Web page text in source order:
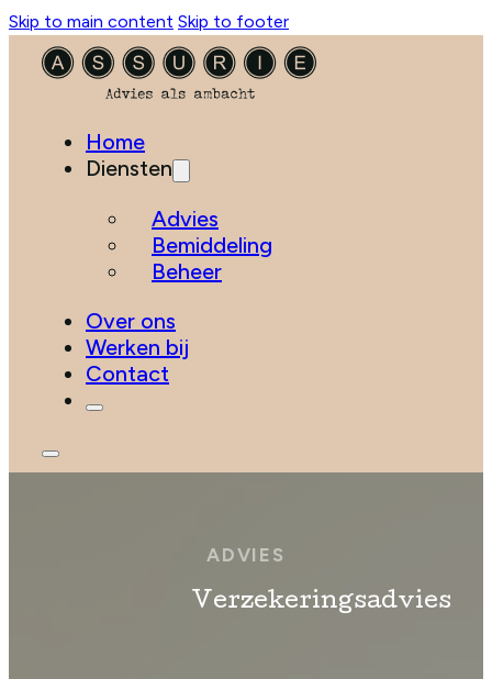
Skip to main content Skip to footer
Home
Diensten
Advies
Bemiddeling
Beheer
Over ons
Werken bij
Contact
ADVIES
Verzekeringsadvies